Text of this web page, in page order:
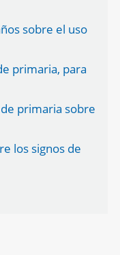
sobre el uso
primaria, para
primaria sobre
los signos de